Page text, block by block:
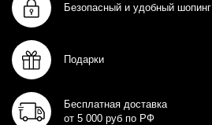
Безопасный и удобный шопинг
Подарки
Бесплатная доставка
от 5 000 руб по РФ